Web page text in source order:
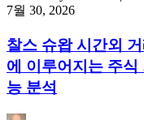
7월 30, 2026
찰스 슈왑 시간외
에 이루어지는 주식
능 분석